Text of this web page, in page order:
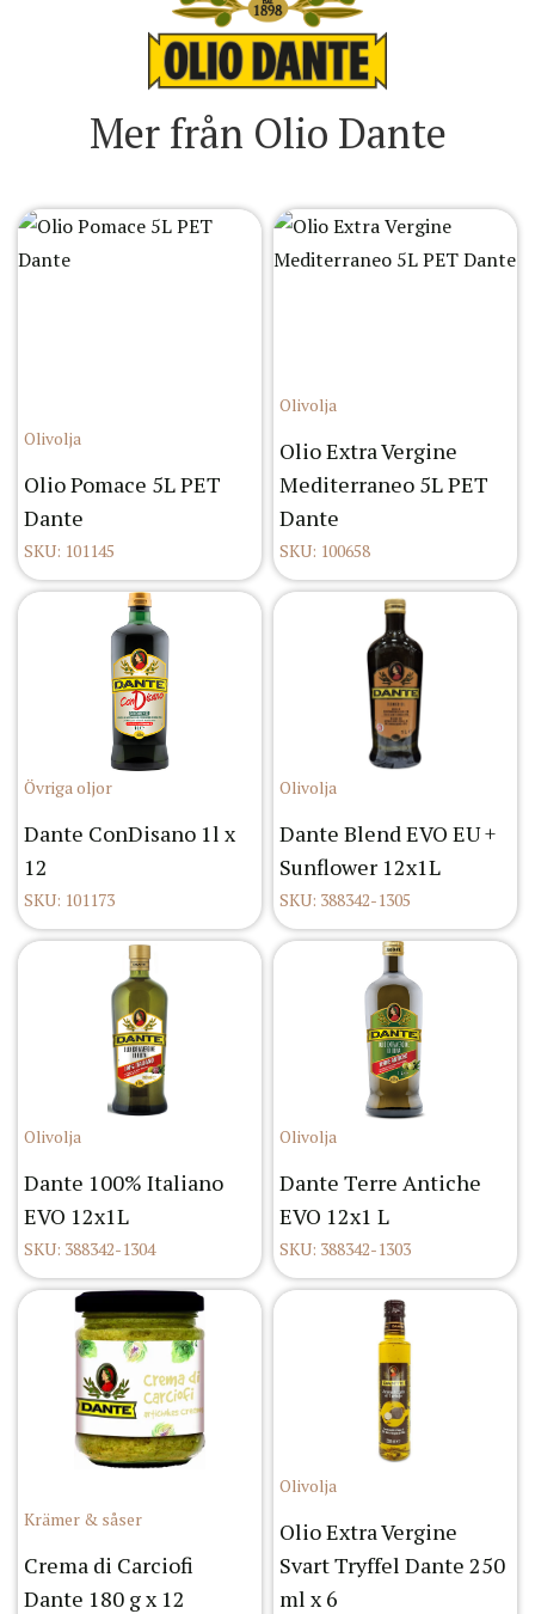
Mer från Olio Dante
Olivolja
Olio Pomace 5L PET
Dante
SKU: 101145
Olivolja
Olio Extra Vergine
Mediterraneo 5L PET
Dante
SKU: 100658
Övriga oljor
Dante ConDisano 1l x
12
SKU: 101173
Olivolja
Dante Blend EVO EU +
Sunflower 12x1L
SKU: 388342-1305
Olivolja
Dante 100% Italiano
EVO 12x1L
SKU: 388342-1304
Olivolja
Dante Terre Antiche
EVO 12x1 L
SKU: 388342-1303
Krämer & såser
Crema di Carciofi
Dante 180 g x 12
Olivolja
Olio Extra Vergine
Svart Tryffel Dante 250
ml x 6